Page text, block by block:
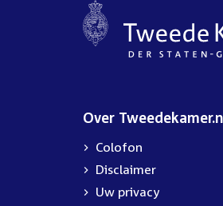
Over
Colofon
Disclaimer
Uw privacy